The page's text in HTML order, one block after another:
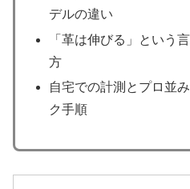
デルの違い
「革は伸びる」という
方
自宅での計測とプロ並
ク手順